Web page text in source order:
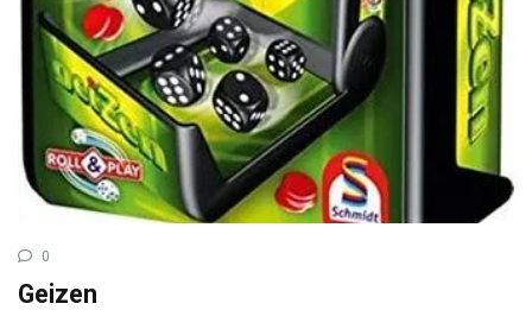
0
Geizen